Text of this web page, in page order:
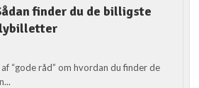
finder du de billigste
“gode råd” om hvordan du finder de